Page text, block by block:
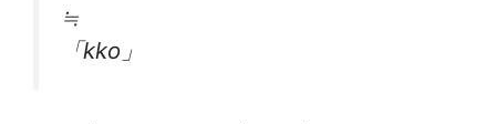
≒
「kko」